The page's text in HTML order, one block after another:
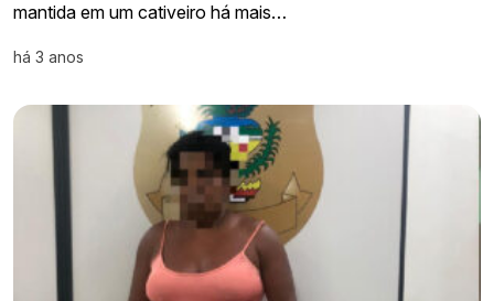
mantida em um cativeiro há mais…
há 3 anos